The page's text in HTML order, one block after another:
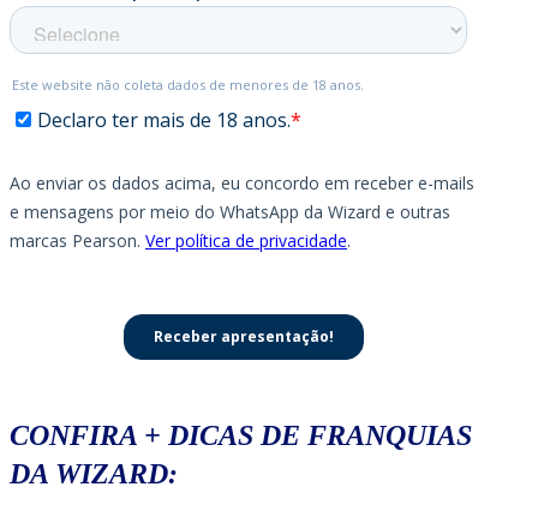
CONFIRA + DICAS DE FRANQUIAS
DA WIZARD: